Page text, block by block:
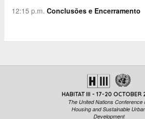
12:15 p.m. Conclusões e Encerramento
HABITAT III - 17-20 OCTOBER
The United Nations Conference
Housing and Sustainable
Development